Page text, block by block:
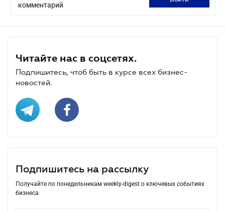
комментарий
Читайте нас в соцсетях.
Подпишитесь, чтоб быть в курсе всех бизнес-
новостей.
Подпишитесь на рассылку
Получайте по понедельникам weekly-digest о ключевых событиях
бизнеса